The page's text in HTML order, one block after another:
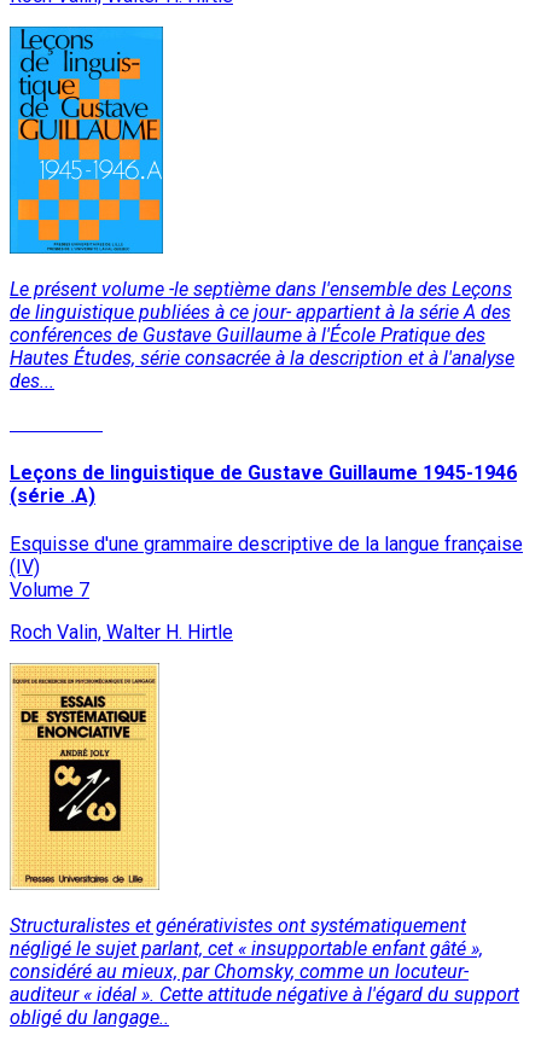
Le présent volume -le septième dans l'ensemble des Leçons
de linguistique publiées à ce jour- appartient à la série A des
conférences de Gustave Guillaume à l'École Pratique des
Hautes Études, série consacrée à la description et à l'analyse
des...
Leçons de linguistique de Gustave Guillaume 1945-1946
(série .A)
Esquisse d'une grammaire descriptive de la langue française
(IV)
Volume 7
Roch Valin, Walter H. Hirtle
Structuralistes et générativistes ont systématiquement
négligé le sujet parlant, cet « insupportable enfant gâté »,
considéré au mieux, par Chomsky, comme un locuteur-
auditeur « idéal ». Cette attitude négative à l'égard du support
obligé du langage..